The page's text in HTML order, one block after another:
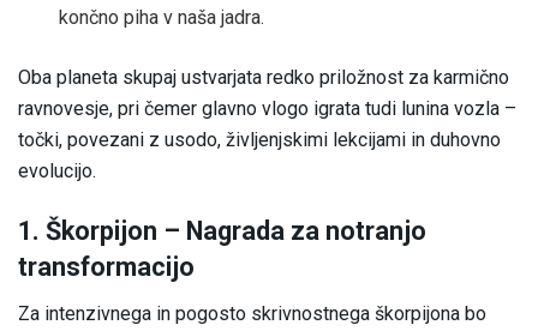
končno piha v naša jadra.
Oba planeta skupaj ustvarjata redko priložnost za karmično
ravnovesje, pri čemer glavno vlogo igrata tudi lunina vozla –
točki, povezani z usodo, življenjskimi lekcijami in duhovno
evolucijo.
1. Škorpijon – Nagrada za notranjo
transformacijo
Za intenzivnega in pogosto skrivnostnega škorpijona bo